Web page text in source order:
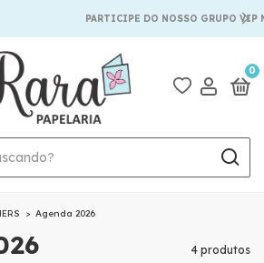
PARTICIPE DO NOSSO GRUPO VIP
0
> Agenda 2026
4 produtos